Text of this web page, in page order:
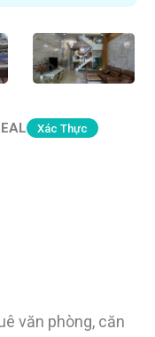
Xác Thực
văn phòng, căn